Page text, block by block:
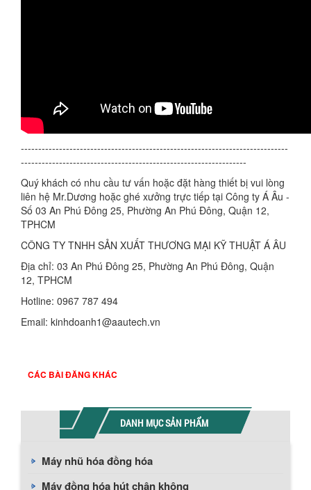
-----------------------------------------------------------------------------
-----------------------------------------------------------------
Quý khách có nhu cầu tư vấn hoặc đặt hàng thiết bị vui lòng
liên hệ Mr.Dương hoặc ghé xưởng trực tiếp tại Công ty Á Âu -
Số 03 An Phú Đông 25, Phường An Phú Đông, Quận 12,
TPHCM
CÔNG TY TNHH SẢN XUẤT THƯƠNG MẠI KỸ THUẬT Á ÂU
Địa chỉ: 03 An Phú Đông 25, Phường An Phú Đông, Quận
12, TPHCM
Hotline: 0967 787 494
Email: kinhdoanh1@aautech.vn
CÁC BÀI ĐĂNG KHÁC
DANH MỤC SẢN PHẨM
Máy nhũ hóa đồng hóa
Máy đồng hóa hút chân không